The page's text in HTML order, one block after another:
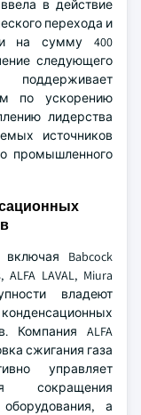
в действие
перехода и
на сумму 400
следующего
поддерживает
по ускорению
лидерства
источников
промышленного
Babcock
LAVAL, Miura
владеют
Компания ALFA
сжигания газа
управляет
сокращения
оборудования, а